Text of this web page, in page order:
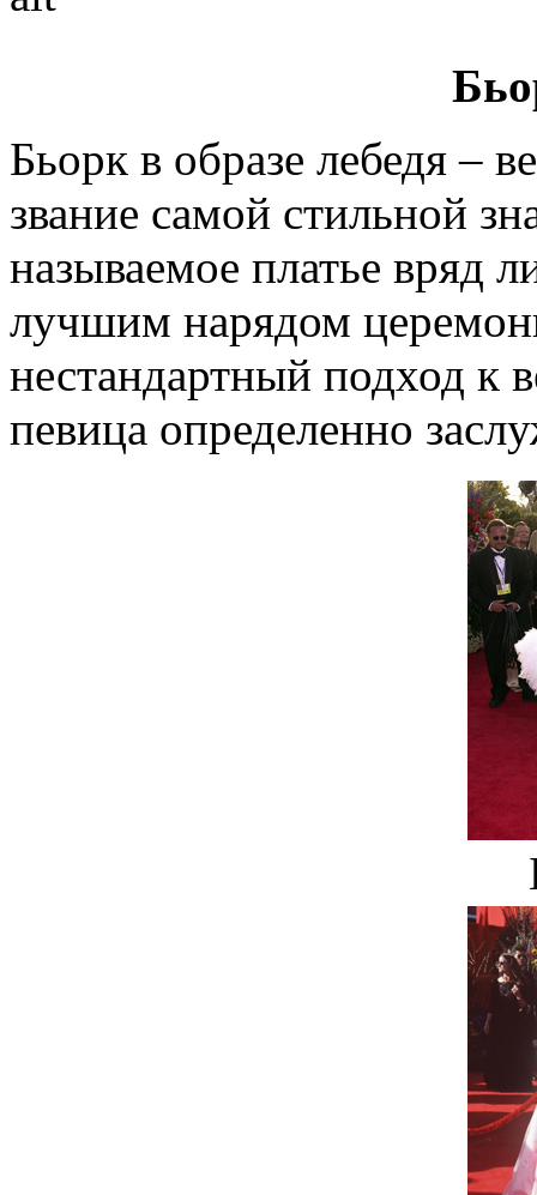
Бьорк в образе лебедя –
звание самой стильной
называемое платье вряд
лучшим нарядом
нестандартный подход к
певица определенно